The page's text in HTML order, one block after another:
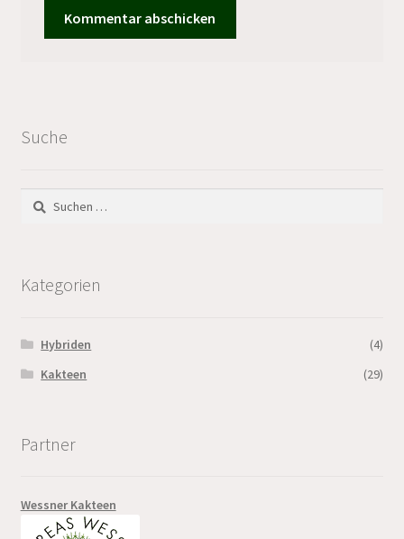
Suche
Suchen
nach:
Kategorien
Hybriden
(4)
Kakteen
(29)
Partner
Wessner Kakteen